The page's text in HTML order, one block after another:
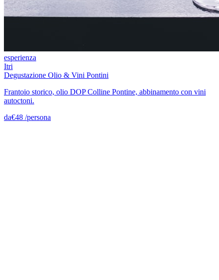
esperienza
Itri
Degustazione Olio & Vini Pontini
Frantoio storico, olio DOP Colline Pontine, abbinamento con vini
autoctoni.
da€48 /persona